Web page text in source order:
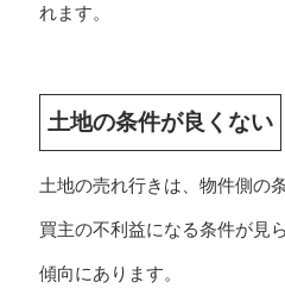
れます。
土地の条件が良くない
土地の売れ行きは、物件側の
買主の不利益になる条件が見
傾向にあります。